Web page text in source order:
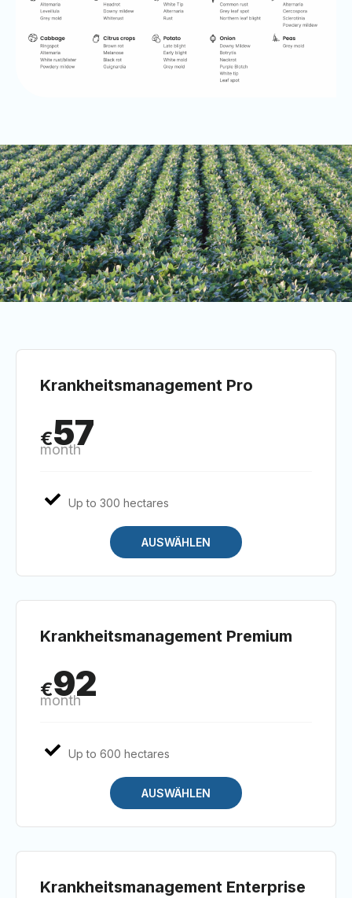
Krankheitsmanagement Pro
€57
month
Up to 300 hectares
AUSWÄHLEN
Krankheitsmanagement Premium
€92
month
Up to 600 hectares
AUSWÄHLEN
Krankheitsmanagement Enterprise